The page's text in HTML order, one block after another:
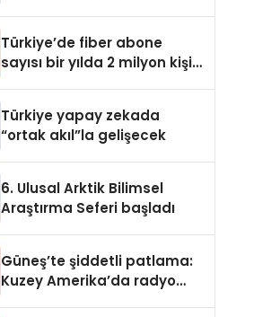
Türkiye’de fiber abone
sayısı bir yılda 2 milyon kişi
Türkiye yapay zekada
“ortak akıl”la gelişecek
6. Ulusal Arktik Bilimsel
Araştırma Seferi başladı
Güneş’te şiddetli patlama:
Kuzey Amerika’da radyo